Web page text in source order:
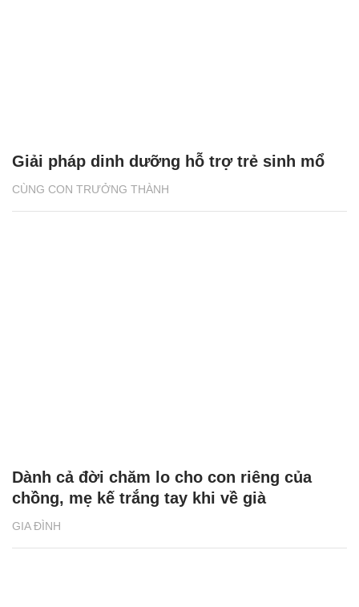
CÙNG CON TRƯỞNG THÀNH
Giải pháp dinh dưỡng hỗ trợ trẻ sinh mổ
GIA ĐÌNH
Dành cả đời chăm lo cho con riêng của
chồng, mẹ kế trắng tay khi về già